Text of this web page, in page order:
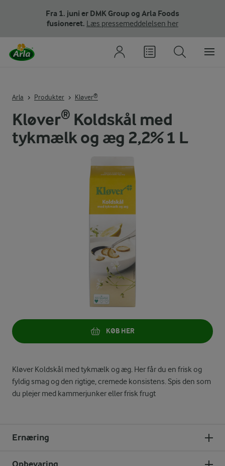
Fra 1. juni er DMK Group og Arla Foods
fusioneret. Læs pressemeddelelsen her
Arla Produkter Kløver®
Kløver® Koldskål med
tykmælk og æg 2,2% 1 L
KØB HER
Kløver Koldskål med tykmælk og æg. Her får du en frisk og
fyldig smag og den rigtige, cremede konsistens. Spis den som
du plejer med kammerjunker eller frisk frugt
Ernæring